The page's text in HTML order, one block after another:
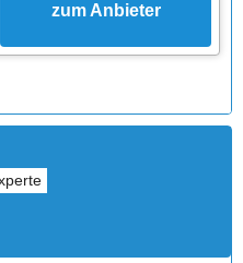
zum Anbieter